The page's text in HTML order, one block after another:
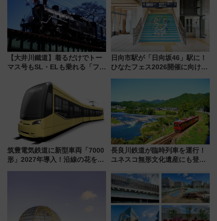
【大井川鐵道】着るだけでトー
マス号もSL・ELも乗れる「フリ
受注販売
日向市駅が「日向坂46」駅に！
ひなたフェス2026開催に向けJR
筑豊電気鉄道に新型車両「7000
形」2027年導入！沿線の花をイ
長良川鉄道が臨時列車を運行！
ユネスコ無形文化遺産にも登録
に 乗車には予約が必要